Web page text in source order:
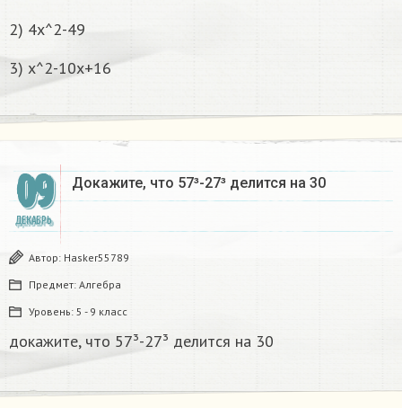
2) 4x^2-49
3) x^2-10x+16
09
ДЕКАБРЬ
Докажите, что 57³-27³ делится на 30
Автор: Hasker55789
Предмет: Алгебра
Уровень: 5 - 9 класс
докажите, что 57³-27³ делится на 30